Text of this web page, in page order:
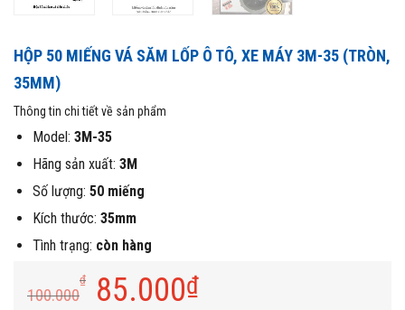
HỘP 50 MIẾNG VÁ SĂM LỐP Ô TÔ, XE MÁY 3M-35 (TRÒN,
35MM)
Thông tin chi tiết về sản phẩm
Model: 3M-35
Hãng sản xuất: 3M
Số lượng: 50 miếng
Kích thước: 35mm
Tình trạng: còn hàng
100.000
₫ 85.000₫